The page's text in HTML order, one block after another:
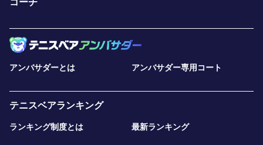
アンバサダーとは アンバサダー専用コート
テニスベアランキング
ランキング制度とは 最新ランキング